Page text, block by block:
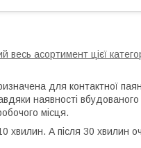
асортимент цієї
для контактної
наявності
місця.
хвилин. А після 30 хвилин